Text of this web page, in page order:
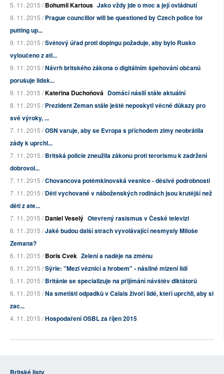
5. 11. 2015 /Bohumil Kartous Jako vždy jde o moc a její ovládnutí
9. 11. 2015 /Prague councillor will be questioned by Czech police for
putting up...
9. 11. 2015 /Světový úřad proti dopingu požaduje, aby bylo Rusko
vyloučeno z atl...
9. 11. 2015 /Návrh britského zákona o digitálním špehování občanů
porušuje lidsk...
9. 11. 2015 /Kateřina Duchoňová Domácí násilí stále aktuální
8. 11. 2015 /Prezident Zeman stále ještě neposkytl věcné důkazy pro
své výroky, ...
7. 11. 2015 /OSN varuje, aby se Evropa s příchodem zimy neobrátila
zády k uprchl...
7. 11. 2015 /Britská policie zneužila zákonu proti terorismu k zadržení
dobrovol...
7. 11. 2015 /Chovancova potěmkinovská vesnice - děsivé podrobnosti
7. 11. 2015 /Děti vychované v náboženských rodinách jsou krutější než
děti z ate...
7. 11. 2015 /Daniel Veselý Otevřený rasismus v České televizi
6. 11. 2015 /Jaké budou další strach vyvolávající nesmysly Miloše
Zemana?
6. 11. 2015 /Boris Cvek Zelení a naděje na změnu
6. 11. 2015 /Sýrie: "Mezi věznicí a hrobem" - násilné mizení lidí
5. 11. 2015 /Británie se specializuje na přijímání návštěv diktátorů
6. 11. 2015 /Na smetišti odpadků v Calais živoří lidé, kteří uprchli, aby si
zac...
4. 11. 2015 /Hospodaření OSBL za říjen 2015
Britské listy